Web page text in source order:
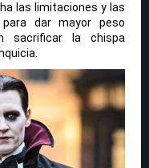
las limitaciones y las
dar mayor peso
sacrificar la chispa